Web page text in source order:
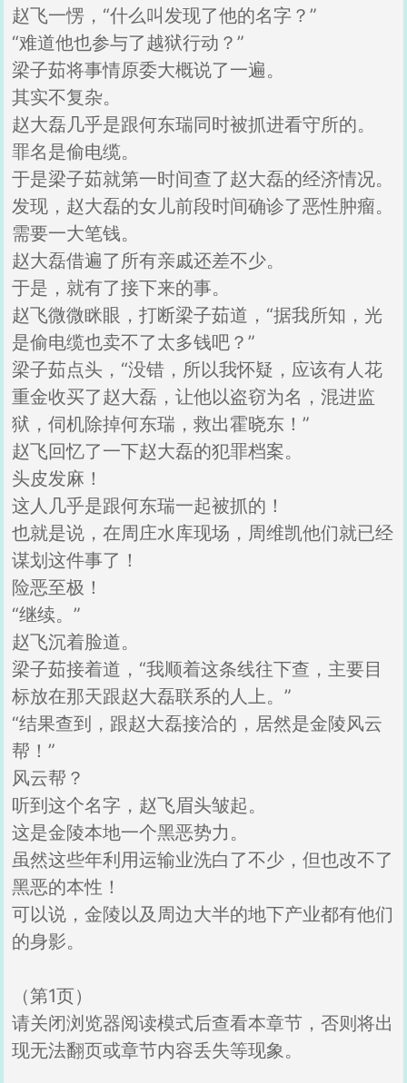
赵飞一愣，“什么叫发现了他的名字？”
“难道他也参与了越狱行动？”
梁子茹将事情原委大概说了一遍。
其实不复杂。
赵大磊几乎是跟何东瑞同时被抓进看守所的。
罪名是偷电缆。
于是梁子茹就第一时间查了赵大磊的经济情况。
发现，赵大磊的女儿前段时间确诊了恶性肿瘤。
需要一大笔钱。
赵大磊借遍了所有亲戚还差不少。
于是，就有了接下来的事。
赵飞微微眯眼，打断梁子茹道，“据我所知，光
是偷电缆也卖不了太多钱吧？”
梁子茹点头，“没错，所以我怀疑，应该有人花
重金收买了赵大磊，让他以盗窃为名，混进监
狱，伺机除掉何东瑞，救出霍晓东！”
赵飞回忆了一下赵大磊的犯罪档案。
头皮发麻！
这人几乎是跟何东瑞一起被抓的！
也就是说，在周庄水库现场，周维凯他们就已经
谋划这件事了！
险恶至极！
“继续。”
赵飞沉着脸道。
梁子茹接着道，“我顺着这条线往下查，主要目
标放在那天跟赵大磊联系的人上。”
“结果查到，跟赵大磊接洽的，居然是金陵风云
帮！”
风云帮？
听到这个名字，赵飞眉头皱起。
这是金陵本地一个黑恶势力。
虽然这些年利用运输业洗白了不少，但也改不了
黑恶的本性！
可以说，金陵以及周边大半的地下产业都有他们
的身影。
（第1页）
请关闭浏览器阅读模式后查看本章节，否则将出
现无法翻页或章节内容丢失等现象。